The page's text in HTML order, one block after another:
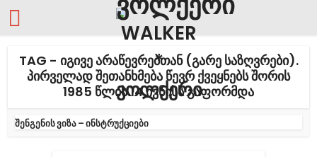
TAG - ᲘᲒᲘᲕᲔ ᲐᲠᲐᲬᲔᲕᲠᲔᲑᲗᲐᲜ (ᲒᲐᲠᲔ ᲡᲐᲖᲦᲕᲠᲔᲑᲘ).
ᲞᲘᲠᲕᲔᲚᲐᲓ ᲨᲔᲗᲐᲜᲮᲛᲔᲑᲐ ᲬᲔᲕᲠ ᲥᲕᲔᲧᲜᲔᲑᲡ ᲨᲝᲠᲘᲡ
1985 ᲬᲚᲘᲡ 14 ᲘᲕᲜᲘᲡᲡ ᲒᲐᲤᲝᲠᲛᲓᲐ
შენგენის ვიზა – ინსტრუქციები